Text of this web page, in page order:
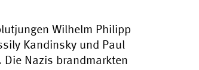
Wilhelm Philipp
Kandinsky und Paul
Die Nazis brandmarkten